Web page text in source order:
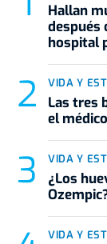
Hallan
después
hospital
VIDA Y
Las tres
el
VIDA Y
¿Los
VIDA Y